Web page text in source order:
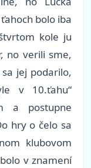
bolo iba
kole ju
no verili sme,
jej podarilo,
v 10.ťahu“
a postupne
hry o čelo sa
klubovom
v znamení